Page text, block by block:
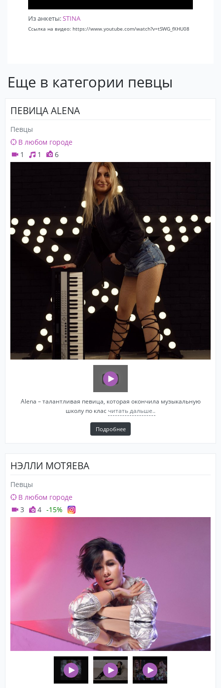
Из анкеты:STINA
Ссылка на видео: https://www.youtube.com/watch?v=tSWG_fXHU08
Еще в категории певцы
ПЕВИЦА ALENA
Певцы
В любом городе
1
1 6
Alena – талантливая певица, которая окончила музыкальную
школу по клас читать дальше..
Подробнее
НЭЛЛИ МОТЯЕВА
Певцы
В любом городе
3
4 -15%